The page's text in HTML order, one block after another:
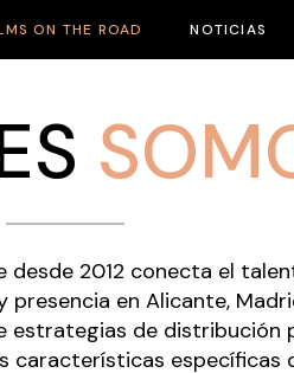
ON THE ROAD NOTICIAS
2012 conecta el
en Alicante,
de distribución
características